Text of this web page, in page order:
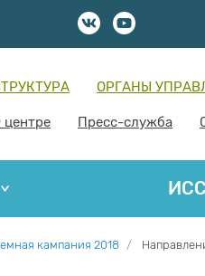
ОРГАНЫ
центре Пресс-служба
кампания 2018